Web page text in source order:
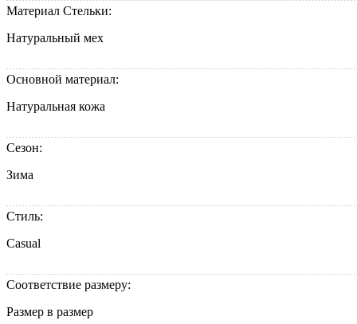
Материал Стельки:
Натуральный мех
Основной материал:
Натуральная кожа
Сезон:
Зима
Стиль:
Casual
Соответствие размеру:
Размер в размер